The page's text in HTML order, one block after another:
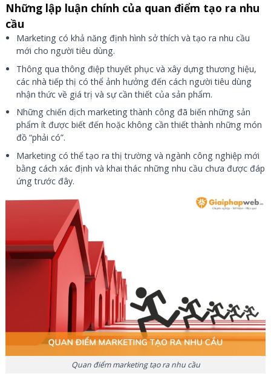
Những lập luận chính của quan điểm tạo ra nhu
cầu
Marketing có khả năng định hình sở thích và tạo ra nhu cầu
mới cho người tiêu dùng.
Thông qua thông điệp thuyết phục và xây dựng thương hiệu,
các nhà tiếp thị có thể ảnh hưởng đến cách người tiêu dùng
nhận thức về giá trị và sự cần thiết của sản phẩm.
Những chiến dịch marketing thành công đã biến những sản
phẩm ít được biết đến hoặc không cần thiết thành những món
đồ “phải có”.
Marketing có thể tạo ra thị trường và ngành công nghiệp mới
bằng cách xác định và khai thác những nhu cầu chưa được đáp
ứng trước đây.
Quan điểm marketing tạo ra nhu cầu